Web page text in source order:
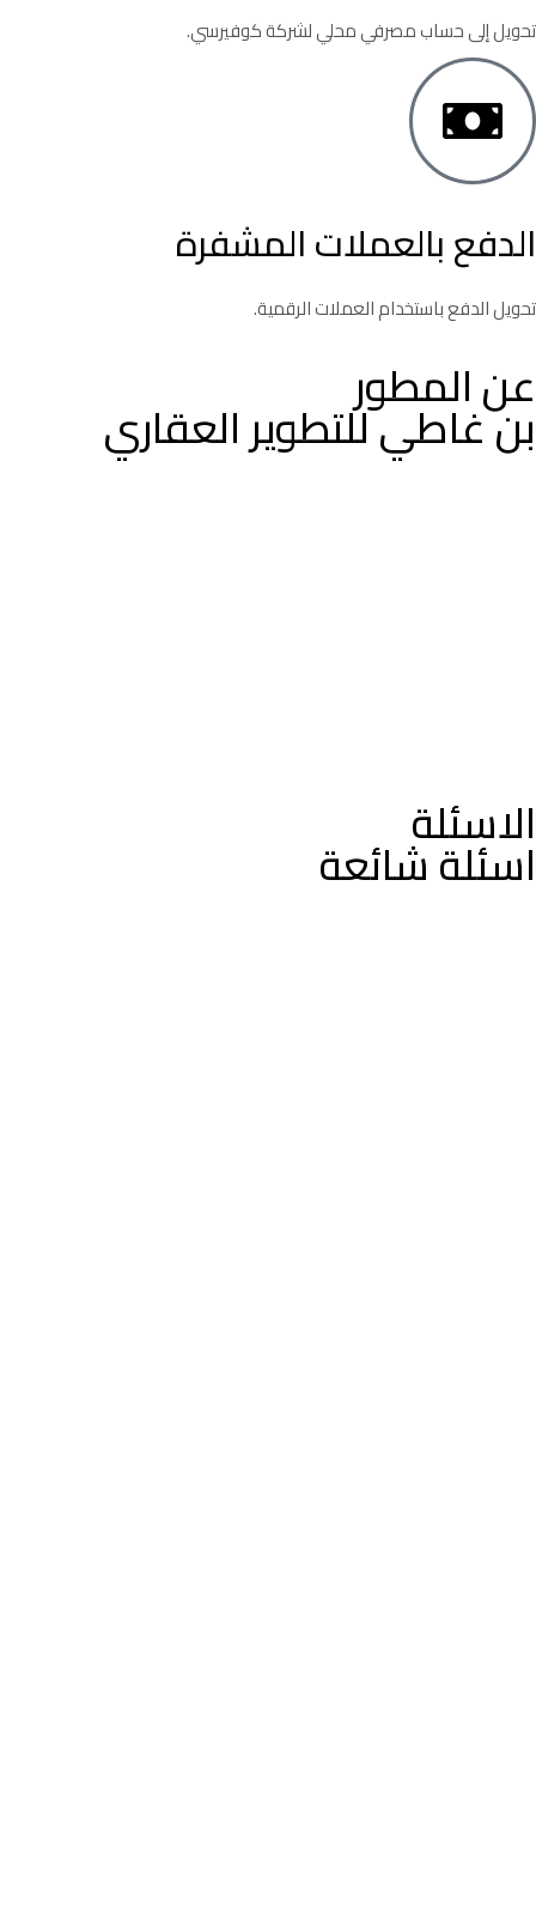
تحويل إلى حساب مصرفي محلي لشركة كوفيرسي.
الدفع بالعملات المشفرة
تحويل الدفع باستخدام العملات الرقمية.
عن المطور
بن غاطي للتطوير العقاري
الاسئلة
اسئلة شائعة